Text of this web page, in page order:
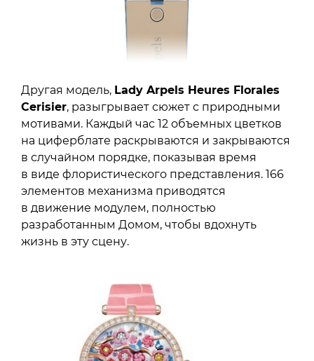
Другая модель, Lady Arpels Heures Florales
Cerisier, разыгрывает сюжет с природными
мотивами. Каждый час 12 объемных цветков
на циферблате раскрываются и закрываются
в случайном порядке, показывая время
в виде флористического представления. 166
элементов механизма приводятся
в движение модулем, полностью
разработанным Домом, чтобы вдохнуть
жизнь в эту сцену.